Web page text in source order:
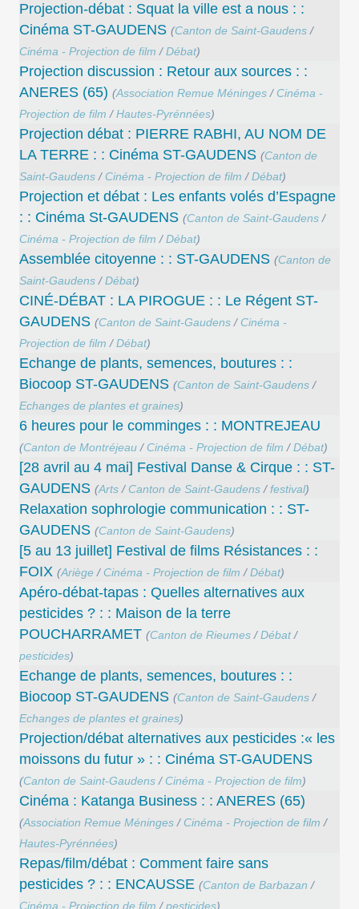
Projection-débat : Squat la ville est a nous : :
Cinéma ST-GAUDENS (Canton de Saint-Gaudens/
Cinéma - Projection de film /Débat)
Projection discussion : Retour aux sources : :
ANERES (65) (Association Remue Méninges/ Cinéma -
Projection de film /Hautes-Pyrénnées)
Projection débat : PIERRE RABHI, AU NOM DE
LA TERRE : : Cinéma ST-GAUDENS (Canton de
Saint-Gaudens/ Cinéma - Projection de film /Débat)
Projection et débat : Les enfants volés d’Espagne
: : Cinéma St-GAUDENS (Canton de Saint-Gaudens/
Cinéma - Projection de film /Débat)
Assemblée citoyenne : : ST-GAUDENS (Canton de
Saint-Gaudens/Débat)
CINÉ-DÉBAT : LA PIROGUE : : Le Régent ST-
GAUDENS (Canton de Saint-Gaudens/ Cinéma -
Projection de film /Débat)
Echange de plants, semences, boutures : :
Biocoop ST-GAUDENS (Canton de Saint-Gaudens/
Echanges de plantes et graines)
6 heures pour le comminges : : MONTREJEAU
(Canton de Montréjeau/ Cinéma - Projection de film /Débat)
[28 avril au 4 mai] Festival Danse & Cirque : : ST-
GAUDENS (Arts/ Canton de Saint-Gaudens/festival)
Relaxation sophrologie communication : : ST-
GAUDENS (Canton de Saint-Gaudens)
[5 au 13 juillet] Festival de films Résistances : :
FOIX (Ariège/ Cinéma - Projection de film /Débat)
Apéro-débat-tapas : Quelles alternatives aux
pesticides ? : : Maison de la terre
POUCHARRAMET (Canton de Rieumes/Débat/
pesticides)
Echange de plants, semences, boutures : :
Biocoop ST-GAUDENS (Canton de Saint-Gaudens/
Echanges de plantes et graines)
Projection/débat alternatives aux pesticides :« les
moissons du futur » : : Cinéma ST-GAUDENS
(Canton de Saint-Gaudens/ Cinéma - Projection de film)
Cinéma : Katanga Business : : ANERES (65)
(Association Remue Méninges/ Cinéma - Projection de film /
Hautes-Pyrénnées)
Repas/film/débat : Comment faire sans
pesticides ? : : ENCAUSSE (Canton de Barbazan /
Cinéma - Projection de film /pesticides)